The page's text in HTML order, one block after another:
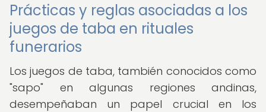
Prácticas y reglas asociadas a los
juegos de taba en rituales
funerarios
Los juegos de taba, también conocidos como
"sapo" en algunas regiones andinas,
desempeñaban un papel crucial en los